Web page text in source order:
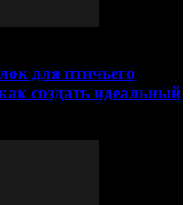
для птичьего
создать идеальный